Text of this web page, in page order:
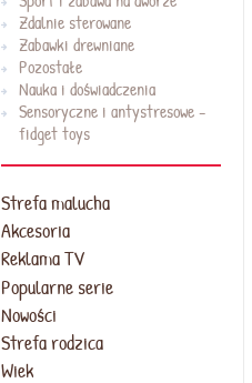
Zdalnie sterowane
Zabawki drewniane
Pozostałe
Nauka i doświadczenia
Sensoryczne i antystresowe -
fidget toys
Strefa malucha
Akcesoria
Reklama TV
Popularne serie
Nowości
Strefa rodzica
Wiek